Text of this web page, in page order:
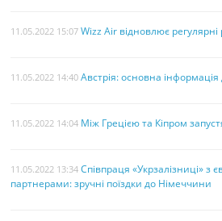
11.05.2022 15:07 Wizz Air відновлює
11.05.2022 14:40 Австрія: основна інформація
11.05.2022 14:04 Між Грецією та Кіпром
11.05.2022 13:34 Співпраця «Укрзалізниці» з
партнерами: зручні поїздки до Німеччини